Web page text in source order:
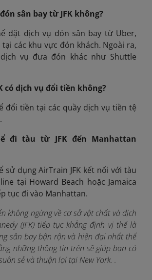
sân bay từ JFK không?
đặt dịch vụ đón sân bay từ Uber,
tại các khu vực đón khách. Ngoài ra,
vụ đưa đón khác như Shuttle
có dịch vụ đổi tiền không?
đổi tiền tại các quầy dịch vụ tiền tệ
đi tàu từ JFK đến Manhattan
sử dụng AirTrain JFK kết nối với tàu
tại Howard Beach hoặc Jamaica
tục đi vào Manhattan.
không ngừng về cơ sở vật chất và dịch
(JFK) tiếp tục khẳng định vị thế là
sân bay bận rộn và hiện đại nhất thế
những thông tin trên sẽ giúp bạn có
sẻ và thuận lợi tại New York. .